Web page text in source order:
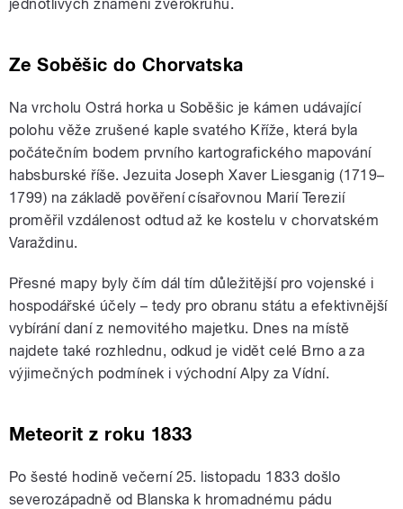
jednotlivých znamení zvěrokruhu.
Ze Soběšic do Chorvatska
Na vrcholu Ostrá horka u Soběšic je kámen udávající
polohu věže zrušené kaple svatého Kříže, která byla
počátečním bodem prvního kartografického mapování
habsburské říše. Jezuita Joseph Xaver Liesganig (1719–
1799) na základě pověření císařovnou Marií Terezií
proměřil vzdálenost odtud až ke kostelu v chorvatském
Varaždinu.
Přesné mapy byly čím dál tím důležitější pro vojenské i
hospodářské účely – tedy pro obranu státu a efektivnější
vybírání daní z nemovitého majetku. Dnes na místě
najdete také rozhlednu, odkud je vidět celé Brno a za
výjimečných podmínek i východní Alpy za Vídní.
Meteorit z roku 1833
Po šesté hodině večerní 25. listopadu 1833 došlo
severozápadně od Blanska k hromadnému pádu